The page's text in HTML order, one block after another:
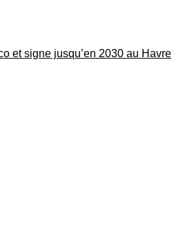
et signe jusqu’en 2030 au Havre